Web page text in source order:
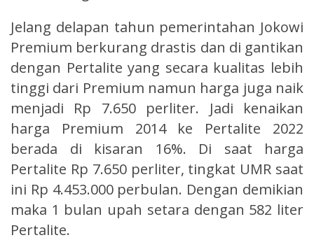
Jelang delapan tahun pemerintahan Jokowi
Premium berkurang drastis dan di gantikan
dengan Pertalite yang secara kualitas lebih
tinggi dari Premium namun harga juga naik
menjadi Rp 7.650 perliter. Jadi kenaikan
harga Premium 2014 ke Pertalite 2022
berada di kisaran 16%. Di saat harga
Pertalite Rp 7.650 perliter, tingkat UMR saat
ini Rp 4.453.000 perbulan. Dengan demikian
maka 1 bulan upah setara dengan 582 liter
Pertalite.